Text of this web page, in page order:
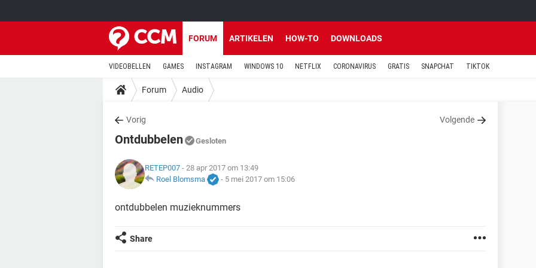
FORUM ARTIKELEN HOW-TO DOWNLOADS
VIDEOBELLEN GAMES INSTAGRAM WINDOWS 10 NETFLIX CORONAVIRUS GRATIS SNAPCHAT TIKTOK
Forum Audio
Vorig Volgende
Ontdubbelen Gesloten
RETEP007 - 28 apr 2017 om 13:49
Roel Blomsma
- 5 mei 2017 om 15:06
ontdubbelen muzieknummers
Share